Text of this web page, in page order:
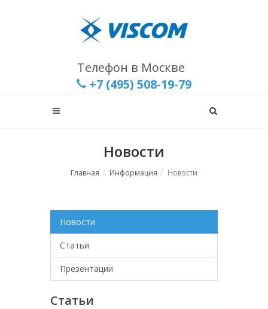
Телефон в Москве
+7 (495) 508-19-79
Новости
Главная Информация Новости
Новости
Статьи
Презентации
Статьи